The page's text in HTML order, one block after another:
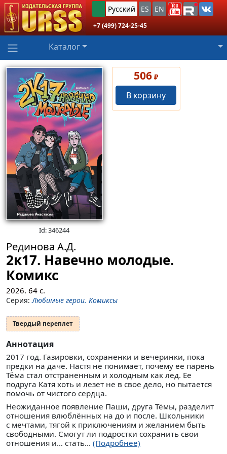
Русский ES EN
+7 (499) 724-25-45
Каталог
Id: 346244
506 ₽
В корзину
Рединова А.Д.
2к17. Навечно молодые.
Комикс
2026. 64 с.
Серия:Любимые герои. Комиксы
Твердый переплет
Аннотация
2017 год. Газировки, сохраненки и вечеринки, пока
предки на даче. Настя не понимает, почему ее парень
Тёма стал отстраненным и холодным как лед. Ее
подруга Катя хоть и лезет не в свое дело, но пытается
помочь от чистого сердца.
Неожиданное появление Паши, друга Тёмы, разделит
отношения влюблённых на до и после. Школьники
с мечтами, тягой к приключениям и желанием быть
свободными. Смогут ли подростки сохранить свои
отношения и… стать... (Подробнее)